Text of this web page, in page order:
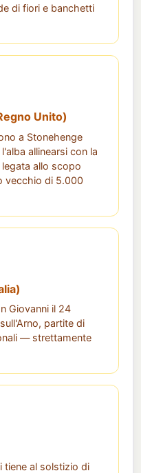
di fiori e banchetti
Unito)
a Stonehenge
allinearsi con la
allo scopo
vecchio di 5.000
Giovanni il 24
partite di
— strettamente
tiene al solstizio di